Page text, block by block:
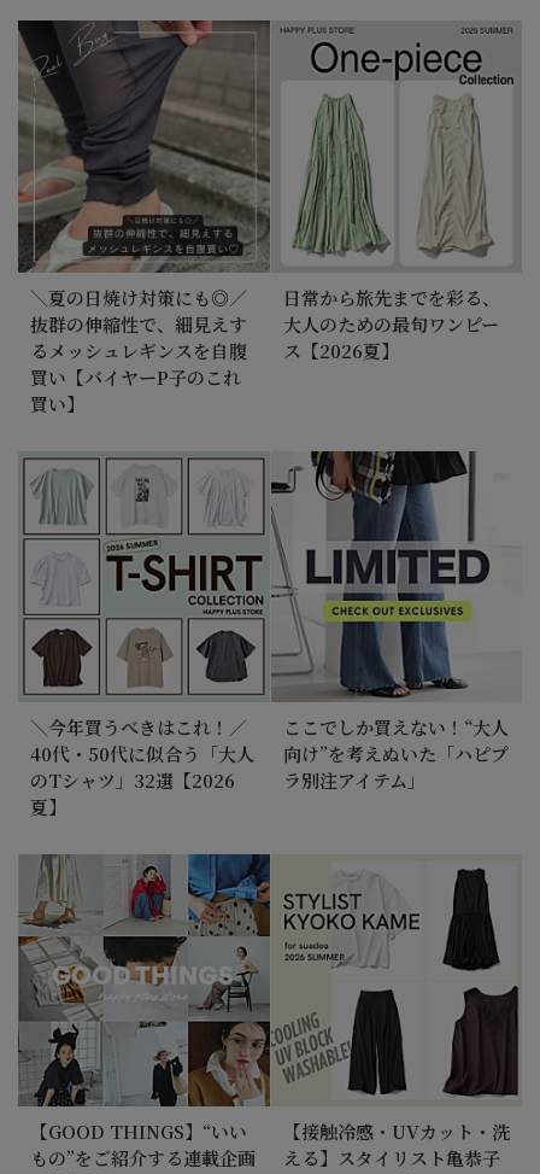
＼夏の日焼け対策にも◎／
抜群の伸縮性で、細見えす
るメッシュレギンスを自腹
買い【バイヤーP子のこれ
買い】
日常から旅先までを彩る、
大人のための最旬ワンピー
ス【2026夏】
＼今年買うべきはこれ！／
40代・50代に似合う「大人
のTシャツ」32選【2026
夏】
ここでしか買えない！“大人
向け”を考えぬいた「ハピプ
ラ別注アイテム」
【GOOD THINGS】“いい
もの”をご紹介する連載企画
【接触冷感・UVカット・洗
える】スタイリスト亀恭子